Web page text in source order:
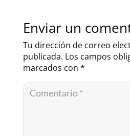
Enviar un
Tu dirección de correo
publicada. Los campos
marcados con *